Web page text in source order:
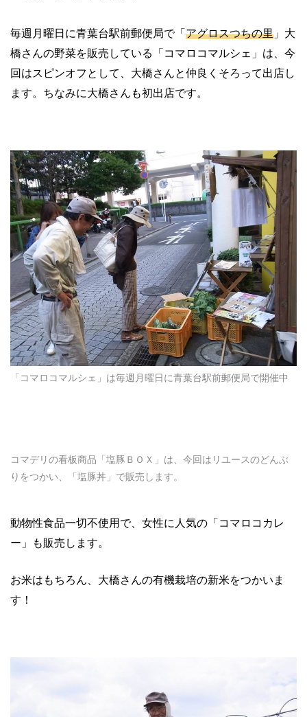
毎週月曜日に青葉台駅前郵便局で「 アグロスつちの里 」大
橋さんの野菜を販売している「コマロコマルシェ」は、今
回はスピンオフとして、大橋さんと仲良くそろって出店し
ます。ちなみに大橋さんも初出店です。
「コマロコマルシェ」は毎週月曜日に青葉台駅前郵便局で開催中
コマデリの看板商品「塩豚ＢＯＸ」は、今回はリユースのどんぶ
りをつかい、「塩豚丼」で販売します。
動物性食品一切不使用で、女性に人気の「コマロコカレ
ー」も販売します。
お米はもちろん、大橋さんの有機栽培の新米をつかいま
す！